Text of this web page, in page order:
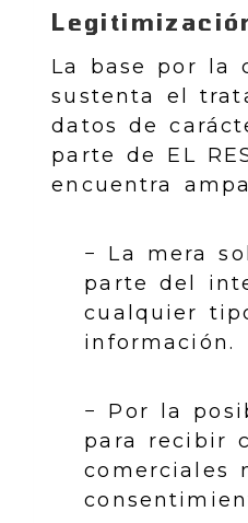
La base por la
sustenta el
datos de
parte de EL
encuentra
− La mera
parte del
cualquier
información.
− Por la
para recibir
comerciales